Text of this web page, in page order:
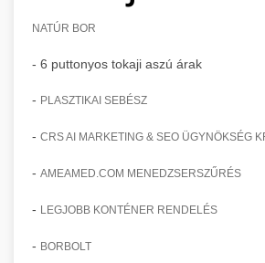
NATÚR BOR
- 6 puttonyos tokaji aszú árak
- PLASZTIKAI SEBÉSZ
- CRS AI MARKETING & SEO ÜGYNÖKSÉG
- AMEAMED.COM MENEDZSERSZŰRÉS
- LEGJOBB KONTÉNER RENDELÉS
- BORBOLT